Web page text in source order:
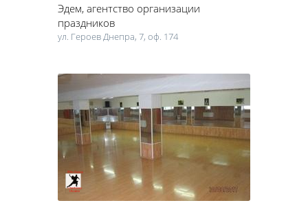
Эдем, агентство организации
праздников
ул. Героев Днепра, 7, оф. 174